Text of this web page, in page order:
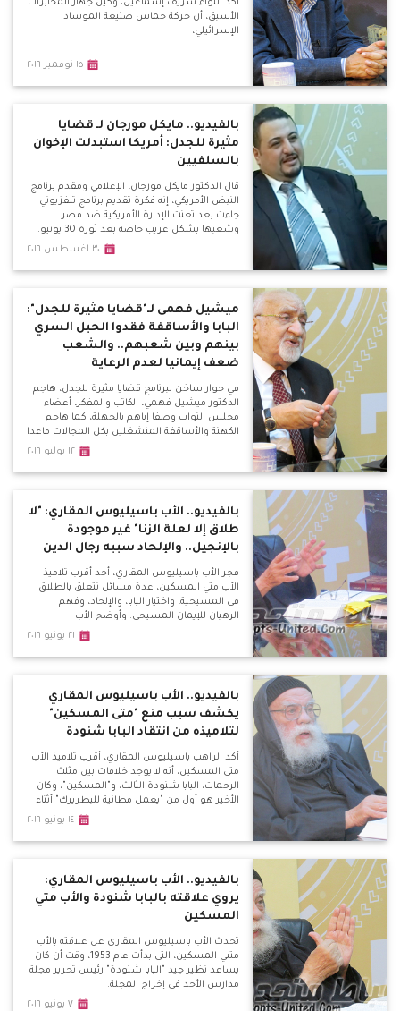
أكد اللواء شريف إسماعيل، وكيل جهاز المخابرات
الأسبق، أن حركة حماس صنيعة الموساد
الإسرائيلي،
١٥ نوفمبر ٢٠١٦
بالفيديو.. مايكل مورجان لـ قضايا
مثيرة للجدل: أمريكا استبدلت الإخوان
بالسلفيين
قال الدكتور مايكل مورجان، الإعلامي ومقدم برنامج
النبض الأمريكي، إنه فكرة تقديم برنامج تلفزيوني
جاءت بعد تعنت الإدارة الأمريكية ضد مصر
وشعبها بشكل غريب خاصة بعد ثورة 30 يونيو.
٣٠ اغسطس ٢٠١٦
ميشيل فهمى لـ"قضايا مثيرة للجدل":
البابا والأساقفة فقدوا الحبل السري
بينهم وبين شعبهم.. والشعب
ضعف إيمانيا لعدم الرعاية
في حوار ساخن لبرنامج قضايا مثيرة للجدل، هاجم
الدكتور ميشيل فهمي، الكاتب والمفكر، أعضاء
مجلس النواب وصفا إياهم بالجهلة، كما هاجم
الكهنة والأساقفة المنشغلين بكل المجالات ماعدا
رعاية الشعب، وحذر من مؤامرة الفتنة بين
١٢ يوليو ٢٠١٦
بالفيديو.. الأب باسيليوس المقاري: "لا
طلاق إلا لعلة الزنا" غير موجودة
بالإنجيل.. والإلحاد سببه رجال الدين
فجر الأب باسيليوس المقاري، أحد أقرب تلاميذ
الأب متي المسكين، عدة مسائل تتعلق بالطلاق
في المسيحية، واختيار البابا، والإلحاد، وفهم
الرهبان للإيمان المسيحي. وأوضح الأب
باسيليوس، خلال لقائه ببرنامج قضايا مثيرة للجدل
عبارة "لا طلاق إلا لعله الزنا" غير موجودة بالكتاب
٢١ يونيو ٢٠١٦
بالفيديو.. الأب باسيليوس المقاري
يكشف سبب منع "متى المسكين"
لتلاميذه من انتقاد البابا شنودة
أكد الراهب باسيليوس المقاري، أقرب تلاميذ الأب
متى المسكين، أنه لا يوجد خلافات بين مثلث
الرحمات، البابا شنودة الثالث، و"المسكين"، وكان
الأخير هو أول من "يعمل مطانية للبطريرك" أثناء
زيارته للدير، لافتًا في نفس الوقت إلى أن أتباع البابا
يجوز أبدًا حتى من بطريرك، ولكن يتم بـ"مجمع
١٤ يونيو ٢٠١٦
بالفيديو.. الأب باسيليوس المقاري:
يروي علاقته بالبابا شنودة والأب متي
المسكين
تحدث الأب باسيليوس المقاري عن علاقته بالأب
متىي المسكين، التى بدأت عام 1953، وقت أن كان
يساعد نظير جيد "البابا شنودة" رئيس تحرير مجلة
مدارس الأحد في إخراج المجلة.
٧ يونيو ٢٠١٦